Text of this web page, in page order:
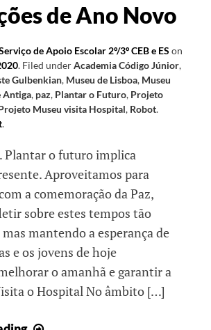
de Ano Novo
de Apoio Escolar 2º/3º CEB e ES on
. Filed underAcademia Código Júnior,
Gulbenkian, Museu de Lisboa, Museu
Antiga, paz, Plantar o Futuro, Projeto
Museu visita Hospital, Robot.
.
Plantar o futuro implica
Aproveitamos para
a comemoração da Paz,
sobre estes tempos tão
mantendo a esperança de
e os jovens de hoje
o amanhã e garantir a
o Hospital No âmbito […]